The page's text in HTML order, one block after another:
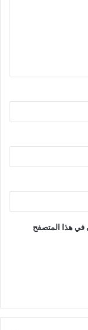
في هذا المتصفح